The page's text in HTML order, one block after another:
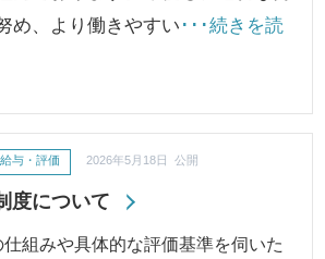
め、より働きやすい ･･･続きを読
度について
与・評価 2026年5月18日 公開
組みや具体的な評価基準を伺いた